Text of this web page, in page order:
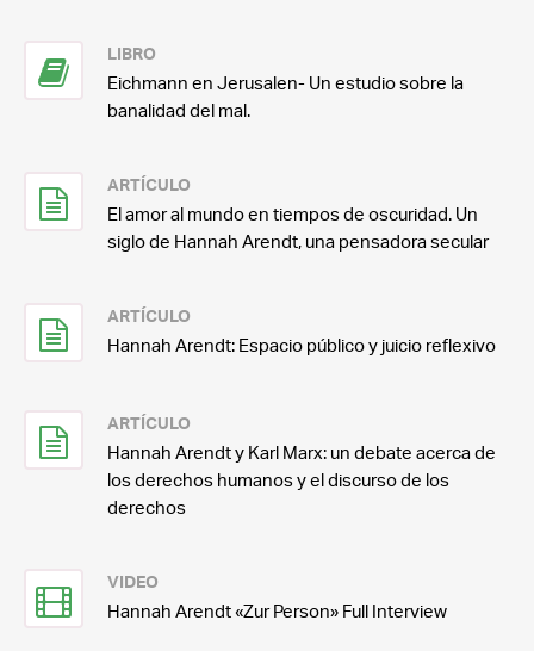
LIBRO
Eichmann en Jerusalen- Un estudio sobre la
banalidad del mal.
ARTÍCULO
El amor al mundo en tiempos de oscuridad. Un
siglo de Hannah Arendt, una pensadora secular
ARTÍCULO
Hannah Arendt: Espacio público y juicio reflexivo
ARTÍCULO
Hannah Arendt y Karl Marx: un debate acerca de
los derechos humanos y el discurso de los
derechos
VIDEO
Hannah Arendt «Zur Person» Full Interview